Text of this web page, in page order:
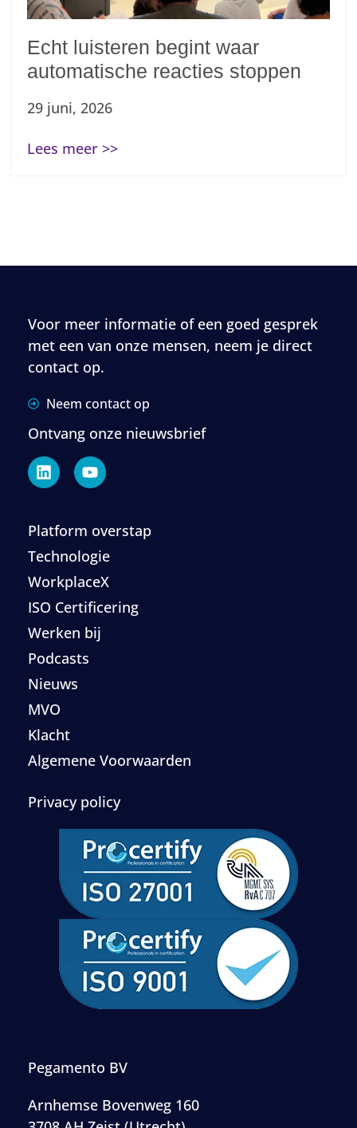
Echt luisteren begint waar
automatische reacties stoppen
29 juni, 2026
Lees meer >>
Voor meer informatie of een goed gesprek
met een van onze mensen, neem je direct
contact op.
Neem contact op
Ontvang onze nieuwsbrief
Platform overstap
Technologie
WorkplaceX
ISO Certificering
Werken bij
Podcasts
Nieuws
MVO
Klacht
Algemene Voorwaarden
Privacy policy
Pegamento BV
Arnhemse Bovenweg 160